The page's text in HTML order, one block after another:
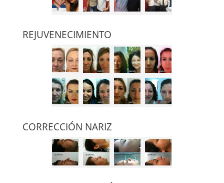
REJUVENECIMIENTO
CORRECCIÓN NARIZ